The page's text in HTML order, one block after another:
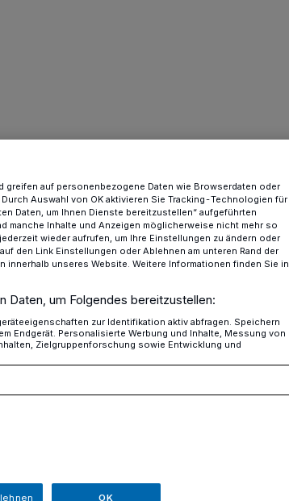
Neandertal nimmt
nur das äußere
Highlight
gesetzt. Das Dach
des
greifen auf personenbezogene Daten wie Browserdaten oder
Auswahl von OK aktivieren Sie Tracking-Technologien für
Daten, um Ihnen Dienste bereitzustellen“ aufgeführten
manche Inhalte und Anzeigen möglicherweise nicht mehr so
wieder aufrufen, um Ihre Einstellungen zu ändern oder
den Link Einstellungen oder Ablehnen am unteren Rand der
innerhalb unseres Website. Weitere Informationen finden Sie in
Daten, um Folgendes bereitzustellen:
zur Identifikation aktiv abfragen. Speichern
Endgerät. Personalisierte Werbung und Inhalte, Messung von
Zielgruppenforschung sowie Entwicklung und
OK